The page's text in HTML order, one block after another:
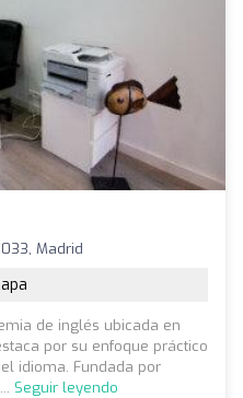
Madrid
de inglés ubicada en
por su enfoque práctico
idioma. Fundada por
Seguir leyendo